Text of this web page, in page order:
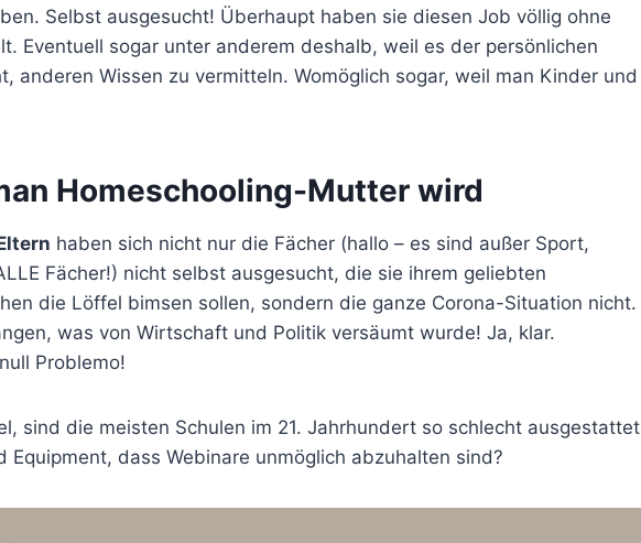
Selbst ausgesucht! Überhaupt haben sie diesen Job völlig ohne
Eventuell sogar unter anderem deshalb, weil es der persönlichen
anderen Wissen zu vermitteln. Womöglich sogar, weil man Kinder und
Homeschooling-Mutter wird
haben sich nicht nur die Fächer (hallo – es sind außer Sport,
Fächer!) nicht selbst ausgesucht, die sie ihrem geliebten
die Löffel bimsen sollen, sondern die ganze Corona-Situation nicht.
was von Wirtschaft und Politik versäumt wurde! Ja, klar.
Problemo!
sind die meisten Schulen im 21. Jahrhundert so schlecht ausgestattet
Equipment, dass Webinare unmöglich abzuhalten sind?